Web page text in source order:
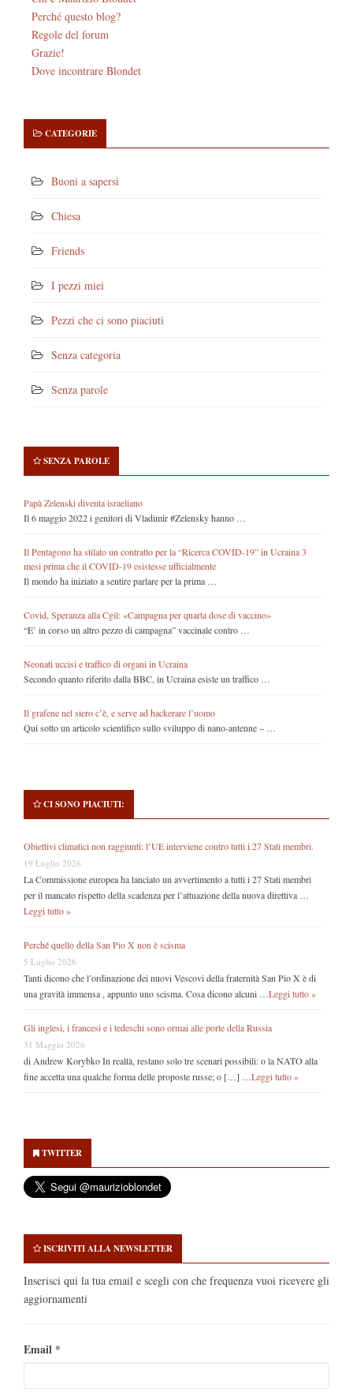
Perché questo blog?
Regole del forum
Grazie!
Dove incontrare Blondet
CATEGORIE
Buoni a sapersi
Chiesa
Friends
I pezzi miei
Pezzi che ci sono piaciuti
Senza categoria
Senza parole
SENZA PAROLE
Papà Zelenski diventa israeliano
Il 6 maggio 2022 i genitori di Vladimir #Zelensky hanno …
Il Pentagono ha stilato un contratto per la “Ricerca COVID-19” in Ucraina 3
mesi prima che il COVID-19 esistesse ufficialmente
Il mondo ha iniziato a sentire parlare per la prima …
Covid, Speranza alla Cgil: «Campagna per quarta dose di vaccino»
“E’ in corso un altro pezzo di campagna” vaccinale contro …
Neonati uccisi e traffico di organi in Ucraina
Secondo quanto riferito dalla BBC, in Ucraina esiste un traffico …
Il grafene nel siero c’è, e serve ad hackerare l’uomo
Qui sotto un articolo scientifico sullo sviluppo di nano-antenne – …
CI SONO PIACIUTI:
Obiettivi climatici non raggiunti: l’UE interviene contro tutti i 27 Stati membri.
19 Luglio 2026
La Commissione europea ha lanciato un avvertimento a tutti i 27 Stati membri
per il mancato rispetto della scadenza per l’attuazione della nuova direttiva …
Leggi tutto »
Perché quello della San Pio X non è scisma
5 Luglio 2026
Tanti dicono che l’ordinazione dei nuovi Vescovi della fraternità San Pio X è di
una gravità immensa , appunto uno scisma. Cosa dicono alcuni … Leggi tutto »
Gli inglesi, i francesi e i tedeschi sono ormai alle porte della Russia
31 Maggio 2026
di Andrew Korybko In realtà, restano solo tre scenari possibili: o la NATO alla
fine accetta una qualche forma delle proposte russe; o […] … Leggi tutto »
Sidebar
TWITTER
ISCRIVITI ALLA NEWSLETTER
Inserisci qui la tua email e scegli con che frequenza vuoi ricevere gli
aggiornamenti
Email *